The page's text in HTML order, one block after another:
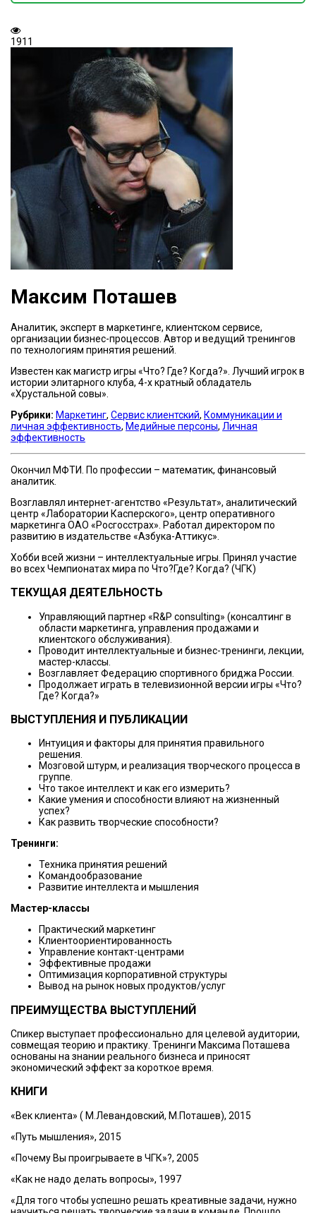
1911
Максим Поташев
Аналитик, эксперт в маркетинге, клиентском сервисе,
организации бизнес-процессов. Автор и ведущий тренингов
по технологиям принятия решений.
Известен как магистр игры «Что? Где? Когда?». Лучший игрок в
истории элитарного клуба, 4-х кратный обладатель
«Хрустальной совы».
Рубрики: Маркетинг, Сервис клиентский, Коммуникации и
личная эффективность, Медийные персоны, Личная
эффективность
Окончил МФТИ. По профессии – математик, финансовый
аналитик.
Возглавлял интернет-агентство «Результат», аналитический
центр «Лаборатории Касперского», центр оперативного
маркетинга ОАО «Росгосстрах». Работал директором по
развитию в издательстве «Азбука-Аттикус».
Хобби всей жизни – интеллектуальные игры. Принял участие
во всех Чемпионатах мира по Что?Где? Когда? (ЧГК)
ТЕКУЩАЯ ДЕЯТЕЛЬНОСТЬ
Управляющий партнер «R&P consulting» (консалтинг в
области маркетинга, управления продажами и
клиентского обслуживания).
Проводит интеллектуальные и бизнес-тренинги, лекции,
мастер-классы.
Возглавляет Федерацию спортивного бриджа России.
Продолжает играть в телевизионной версии игры «Что?
Где? Когда?»
ВЫСТУПЛЕНИЯ И ПУБЛИКАЦИИ
Интуиция и факторы для принятия правильного
решения.
Мозговой штурм, и реализация творческого процесса в
группе.
Что такое интеллект и как его измерить?
Какие умения и способности влияют на жизненный
успех?
Как развить творческие способности?
Тренинги:
Техника принятия решений
Командообразование
Развитие интеллекта и мышления
Мастер-классы
Практический маркетинг
Клиентоориентированность
Управление контакт-центрами
Эффективные продажи
Оптимизация корпоративной структуры
Вывод на рынок новых продуктов/услуг
ПРЕИМУЩЕСТВА ВЫСТУПЛЕНИЙ
Спикер выступает профессионально для целевой аудитории,
совмещая теорию и практику. Тренинги Максима Поташева
основаны на знании реального бизнеса и приносят
экономический эффект за короткое время.
КНИГИ
«Век клиента» ( М.Левандовский, М.Поташев), 2015
«Путь мышления», 2015
«Почему Вы проигрываете в ЧГК»?, 2005
«Как не надо делать вопросы», 1997
«Для того чтобы успешно решать креативные задачи, нужно